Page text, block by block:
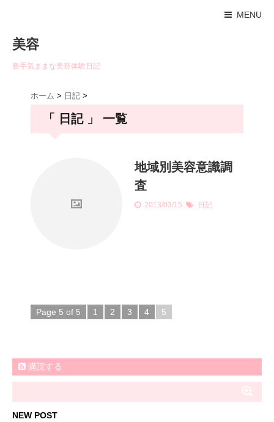
MENU
美容
勝手気ままな美容体験日記
ホーム > 日記 >
「 日記 」 一覧
地域別美容意識調
査
2013/03/15 日記
Page 5 of 5 1 2 3 4 5
購読する
NEW POST